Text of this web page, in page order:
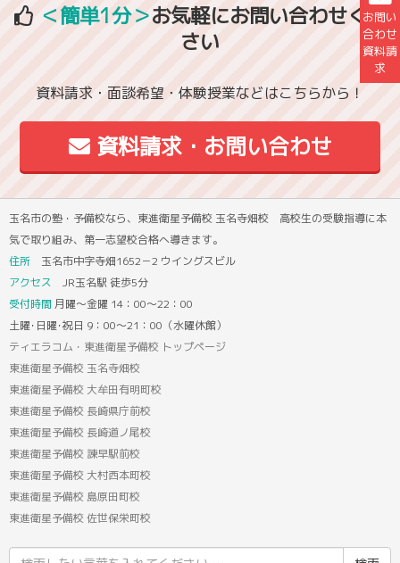
お問い
合わせ
資料請
求
＜簡単1分＞お気軽にお問い合わせくだ
さい
資料請求・面談希望・体験授業などはこちらから！
資料請求・お問い合わせ
玉名市の塾・予備校なら、東進衛星予備校 玉名寺畑校 高校生の受験指導に本
気で取り組み、第一志望校合格へ導きます。
住所 玉名市中字寺畑1652－2 ウイングスビル
アクセス JR玉名駅 徒歩5分
受付時間 月曜～金曜 14：00～22：00
土曜･日曜･祝日 9：00～21：00（水曜休館）
ティエラコム・東進衛星予備校 トップページ
東進衛星予備校 玉名寺畑校
東進衛星予備校 大牟田有明町校
東進衛星予備校 長崎県庁前校
東進衛星予備校 長崎道ノ尾校
東進衛星予備校 諫早駅前校
東進衛星予備校 大村西本町校
東進衛星予備校 島原田町校
東進衛星予備校 佐世保栄町校